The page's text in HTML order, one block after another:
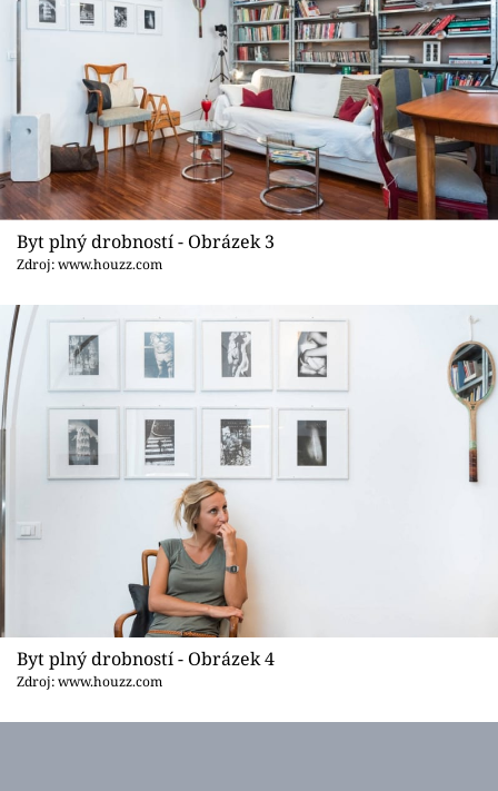
Byt plný drobností - Obrázek 3
Zdroj: www.houzz.com
Byt plný drobností - Obrázek 4
Zdroj: www.houzz.com